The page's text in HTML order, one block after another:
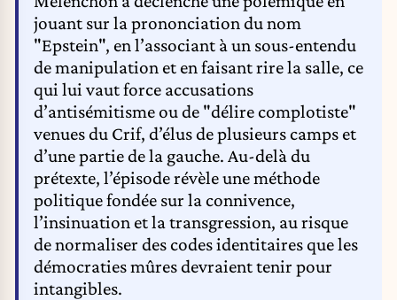
jouant sur la prononciation du nom
"Epstein", en l’associant à un sous-entendu
de manipulation et en faisant rire la salle, ce
qui lui vaut force accusations
d’antisémitisme ou de "délire complotiste"
venues du Crif, d’élus de plusieurs camps et
d’une partie de la gauche. Au-delà du
prétexte, l’épisode révèle une méthode
politique fondée sur la connivence,
l’insinuation et la transgression, au risque
de normaliser des codes identitaires que les
démocraties mûres devraient tenir pour
intangibles.